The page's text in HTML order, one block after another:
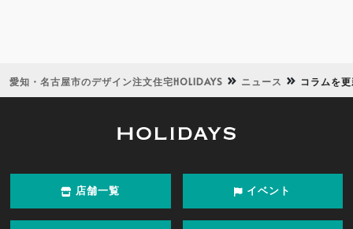
愛知・名古屋市のデザイン注文住宅HOLIDAYS ニュース コラムを
店舗一覧 イベント